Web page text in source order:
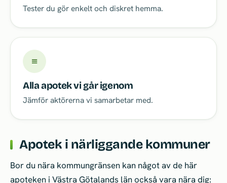
Tester du gör enkelt och diskret hemma.
≡
Alla apotek vi går igenom
Jämför aktörerna vi samarbetar med.
Apotek i närliggande kommuner
Bor du nära kommungränsen kan något av de här
apoteken i Västra Götalands län också vara nära dig: